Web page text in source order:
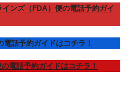
ンズ（FDA）便の電話予約ガイ
話予約ガイドはコチラ！
電話予約ガイドはコチラ！